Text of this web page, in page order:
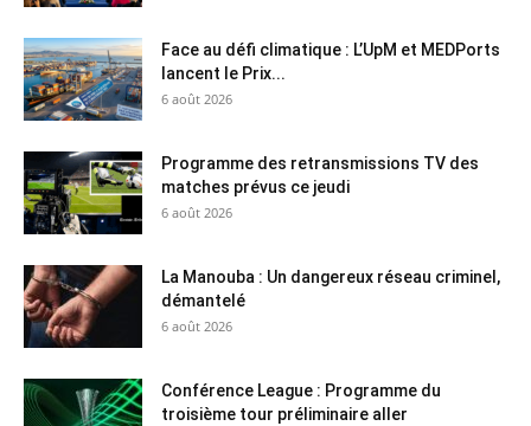
Face au défi climatique : L’UpM et MEDPorts
lancent le Prix...
6 août 2026
Programme des retransmissions TV des
matches prévus ce jeudi
6 août 2026
La Manouba : Un dangereux réseau criminel,
démantelé
6 août 2026
Conférence League : Programme du
troisième tour préliminaire aller